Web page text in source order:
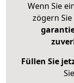
Wenn Sie
zögern
Füllen Sie